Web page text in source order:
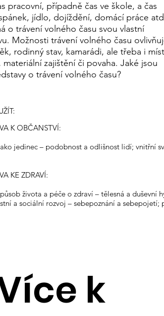
k
pracovní, případně čas ve škole, a čas
jídlo, dojíždění, domácí práce
o trávení volného času svou vlastní
Možnosti trávení volného času
rodinný stav, kamarádi, ale třeba i
materiální zajištění či povaha. Jaké jsou
o trávení volného času?
K OBČANSTVÍ:
jedinec – podobnost a odlišnost lidí; vnitřní
KE ZDRAVÍ:
života a péče o zdraví – tělesná a duševní
a sociální rozvoj – sebepoznání a sebepojetí;